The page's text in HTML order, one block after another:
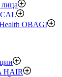
OBAGI
HAIR